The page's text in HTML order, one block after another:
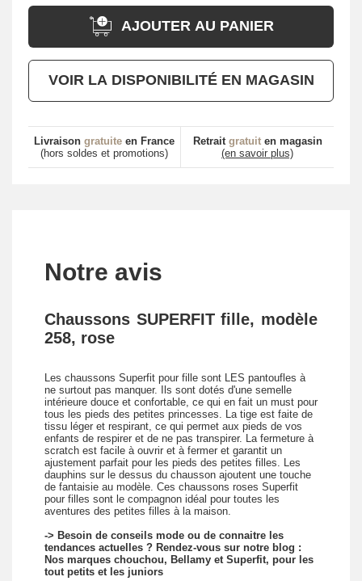
AJOUTER AU PANIER
VOIR LA DISPONIBILITÉ EN MAGASIN
Livraison gratuite en France
(hors soldes et promotions)
Retrait gratuiten magasin
(en savoir plus)
Notre avis
Chaussons SUPERFIT fille, modèle
258, rose
Les chaussons Superfit pour fille sont LES pantoufles à
ne surtout pas manquer. Ils sont dotés d'une semelle
intérieure douce et confortable, ce qui en fait un must pour
tous les pieds des petites princesses. La tige est faite de
tissu léger et respirant, ce qui permet aux pieds de vos
enfants de respirer et de ne pas transpirer. La fermeture à
scratch est facile à ouvrir et à fermer et garantit un
ajustement parfait pour les pieds des petites filles. Les
dauphins sur le dessus du chausson ajoutent une touche
de fantaisie au modèle. Ces chaussons roses Superfit
pour filles sont le compagnon idéal pour toutes les
aventures des petites filles à la maison.
-> Besoin de conseils mode ou de connaitre les
tendances actuelles ? Rendez-vous sur notre blog :
Nos marques chouchou, Bellamy et Superfit, pour les
tout petits et les juniors